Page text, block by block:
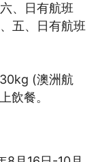
、日有航班
五、日有航班
(澳洲航
飲餐。